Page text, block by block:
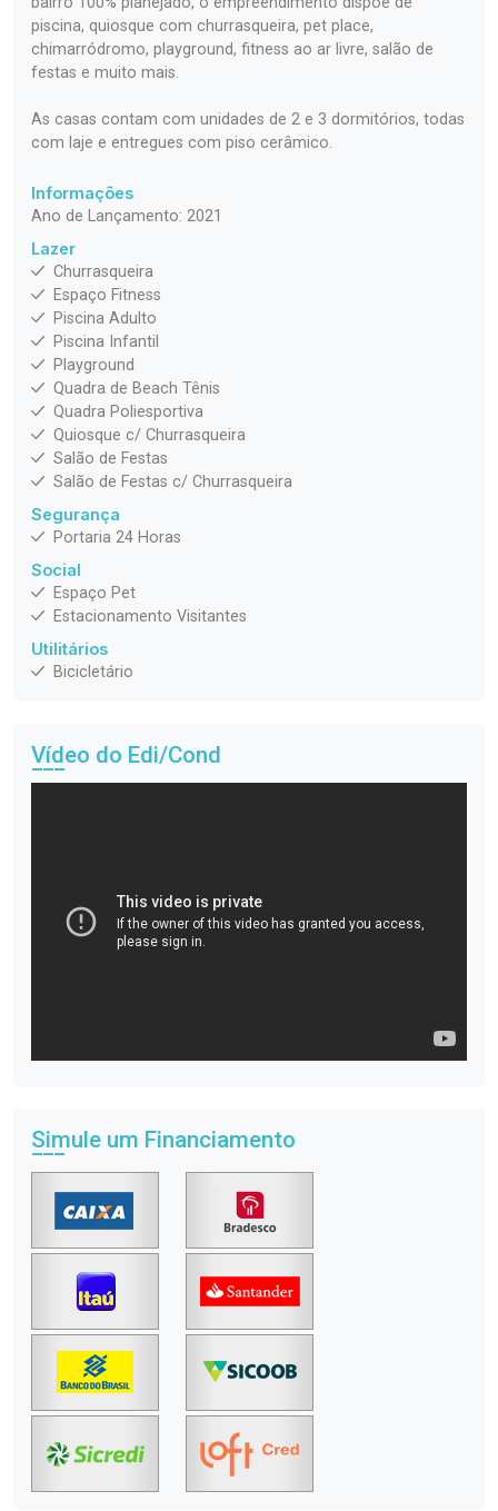
piscina, quiosque com churrasqueira, pet place,
chimarródromo, playground, fitness ao ar livre, salão de
festas e muito mais.
As casas contam com unidades de 2 e 3 dormitórios, todas
com laje e entregues com piso cerâmico.
Informações
Ano de Lançamento: 2021
Lazer
Churrasqueira
Espaço Fitness
Piscina Adulto
Piscina Infantil
Playground
Quadra de Beach Tênis
Quadra Poliesportiva
Quiosque c/ Churrasqueira
Salão de Festas
Salão de Festas c/ Churrasqueira
Segurança
Portaria 24 Horas
Social
Espaço Pet
Estacionamento Visitantes
Utilitários
Bicicletário
Vídeo do Edi/Cond
Simule um Financiamento